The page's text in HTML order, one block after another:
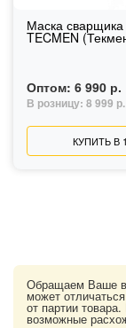
Маска сварщика
TECMEN
Оптом: 6 990 р.
В розницу: 8 999 р.
КУПИТЬ В
Обращаем Ваше
может
от партии
возможные